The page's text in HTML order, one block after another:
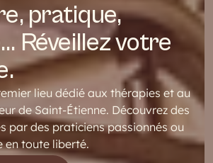
pratique,
Réveillez votre
lieu dédié aux thérapies et au
de Saint-Étienne. Découvrez des
par des praticiens passionnés ou
en toute liberté.